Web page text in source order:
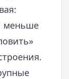
меньше